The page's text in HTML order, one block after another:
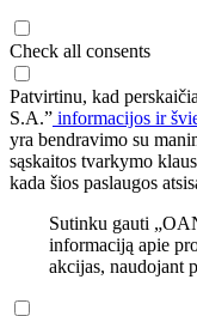
Check all consents
Patvirtinu, kad
S.A.” informacijos ir
yra bendravimo su
sąskaitos tvarkymo
kada šios paslaugos
Sutinku gauti
informaciją apie
akcijas, naudojant